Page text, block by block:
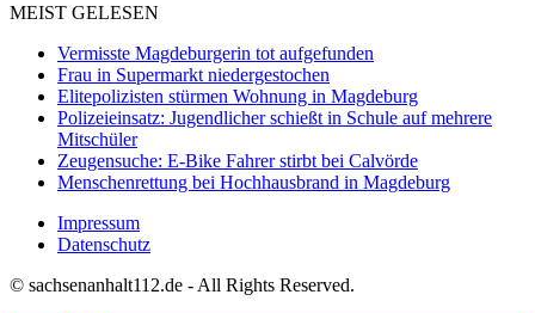
MEIST GELESEN
Vermisste Magdeburgerin tot aufgefunden
Frau in Supermarkt niedergestochen
Elitepolizisten stürmen Wohnung in Magdeburg
Polizeieinsatz: Jugendlicher schießt in Schule auf mehrere
Mitschüler
Zeugensuche: E-Bike Fahrer stirbt bei Calvörde
Menschenrettung bei Hochhausbrand in Magdeburg
Impressum
Datenschutz
© sachsenanhalt112.de - All Rights Reserved.